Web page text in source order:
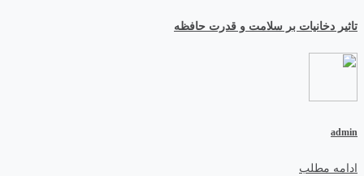
تاثیر دخانیات بر سلامت و قدرت حافظه
admin
ادامه مطلب